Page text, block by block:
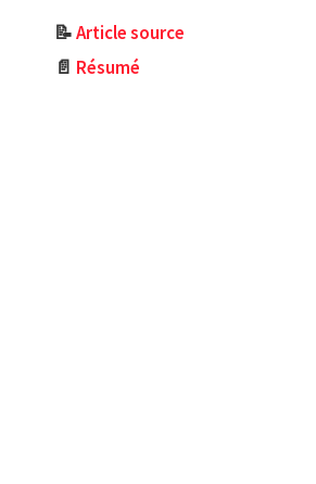
📝Article source
📄 Résumé